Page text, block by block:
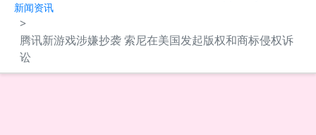
新闻资讯
>
腾讯新游戏涉嫌抄袭 索尼在美国发起版权和商标侵权诉
讼